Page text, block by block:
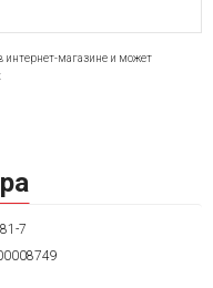
интернет-магазине и может
7